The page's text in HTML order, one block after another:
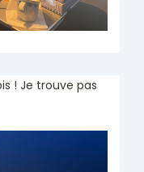
! Je trouve pas